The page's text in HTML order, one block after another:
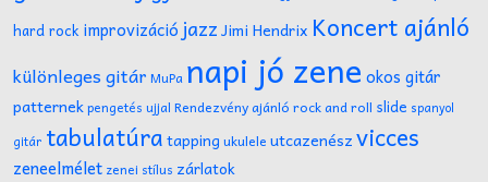
hard rock improvizáció jazzJimi Hendrix Koncert ajánló
különleges gitár MuPa napi jó zene okos gitár
patternekpengetés ujjal Rendezvény ajánló rock and roll slide spanyol
gitár tabulatúratapping ukulele utcazenészvicces
zeneelmélet zenei stílus zárlatok